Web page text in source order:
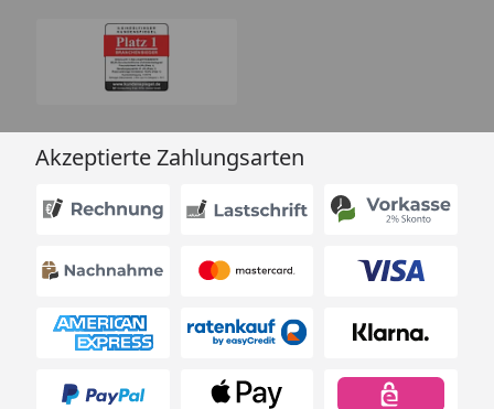
Akzeptierte Zahlungsarten